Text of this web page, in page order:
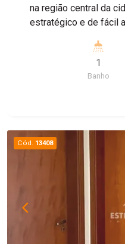
na região central da
estratégico e de fácil acesso. O
profissionais liberais,
funcional e bem localizado. Destaques
* 16 m² de área; *
1
Banho
Cód. 13408